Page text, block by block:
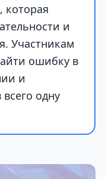
которая
и
Участникам
ошибку в
и
одну